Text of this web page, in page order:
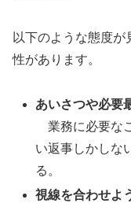
以下のような態度
性があります。
あいさつや必要
業務に必要な
い返事しかしな
る。
視線を合わせよ